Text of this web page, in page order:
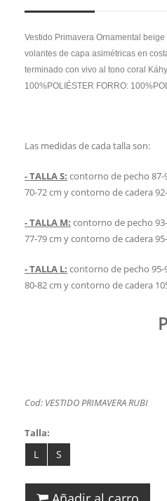
Vestido Primavera Ornamental
volantes de capa asimétricas en
terminado con vivo al tono coral
100%POLIÉSTER FORRO:
Las medidas de cada talla son:
- TALLA S: contorno de pecho
70-72 cm y contorno de cadera
- TALLA M: contorno de pecho
77-79 cm y contorno de cadera
- TALLA L: contorno de pecho
80-82 cm y contorno de cadera
Cod: VESTIDO PRIMAVERA RUBI
Talla:
L S